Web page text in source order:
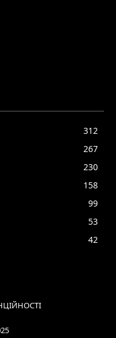
312
267
230
158
99
53
42